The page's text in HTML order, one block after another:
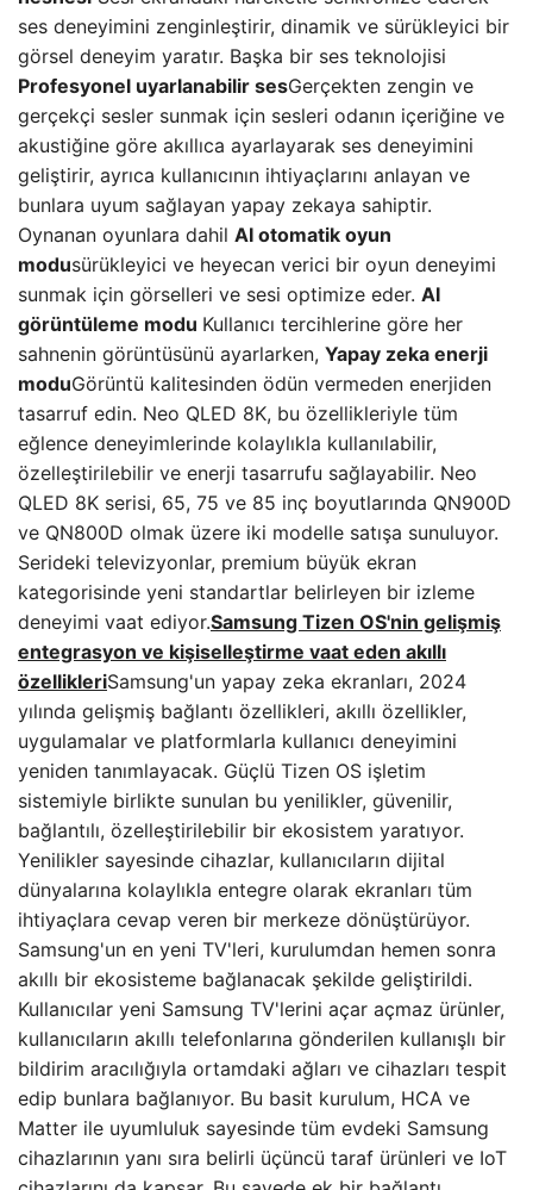
ses deneyimini zenginleştirir, dinamik ve sürükleyici bir
görsel deneyim yaratır. Başka bir ses teknolojisi
Profesyonel uyarlanabilir sesGerçekten zengin ve
gerçekçi sesler sunmak için sesleri odanın içeriğine ve
akustiğine göre akıllıca ayarlayarak ses deneyimini
geliştirir, ayrıca kullanıcının ihtiyaçlarını anlayan ve
bunlara uyum sağlayan yapay zekaya sahiptir.
Oynanan oyunlara dahil AI otomatik oyun
modusürükleyici ve heyecan verici bir oyun deneyimi
sunmak için görselleri ve sesi optimize eder. AI
görüntüleme modu Kullanıcı tercihlerine göre her
sahnenin görüntüsünü ayarlarken, Yapay zeka enerji
moduGörüntü kalitesinden ödün vermeden enerjiden
tasarruf edin. Neo QLED 8K, bu özellikleriyle tüm
eğlence deneyimlerinde kolaylıkla kullanılabilir,
özelleştirilebilir ve enerji tasarrufu sağlayabilir. Neo
QLED 8K serisi, 65, 75 ve 85 inç boyutlarında QN900D
ve QN800D olmak üzere iki modelle satışa sunuluyor.
Serideki televizyonlar, premium büyük ekran
kategorisinde yeni standartlar belirleyen bir izleme
deneyimi vaat ediyor.Samsung Tizen OS'nin gelişmiş
entegrasyon ve kişiselleştirme vaat eden akıllı
özellikleriSamsung'un yapay zeka ekranları, 2024
yılında gelişmiş bağlantı özellikleri, akıllı özellikler,
uygulamalar ve platformlarla kullanıcı deneyimini
yeniden tanımlayacak. Güçlü Tizen OS işletim
sistemiyle birlikte sunulan bu yenilikler, güvenilir,
bağlantılı, özelleştirilebilir bir ekosistem yaratıyor.
Yenilikler sayesinde cihazlar, kullanıcıların dijital
dünyalarına kolaylıkla entegre olarak ekranları tüm
ihtiyaçlara cevap veren bir merkeze dönüştürüyor.
Samsung'un en yeni TV'leri, kurulumdan hemen sonra
akıllı bir ekosisteme bağlanacak şekilde geliştirildi.
Kullanıcılar yeni Samsung TV'lerini açar açmaz ürünler,
kullanıcıların akıllı telefonlarına gönderilen kullanışlı bir
bildirim aracılığıyla ortamdaki ağları ve cihazları tespit
edip bunlara bağlanıyor. Bu basit kurulum, HCA ve
Matter ile uyumluluk sayesinde tüm evdeki Samsung
cihazlarının yanı sıra belirli üçüncü taraf ürünleri ve IoT